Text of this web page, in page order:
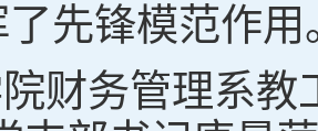
先锋模范作用
财务管理系教